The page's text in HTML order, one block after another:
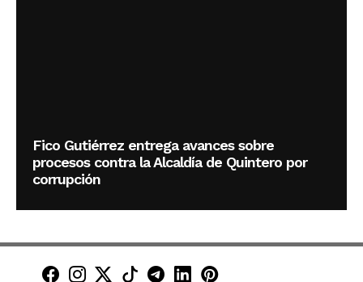
Fico Gutiérrez entrega avances sobre
procesos contra la Alcaldía de Quintero por
corrupción
Minuto30 en Facebook
Minuto30 en Instagram
Minuto30 en X (Twitter)
Minuto30 en TikTok
Canal de Minuto30 en
Minuto30 en LinkedIn
Minuto30 en